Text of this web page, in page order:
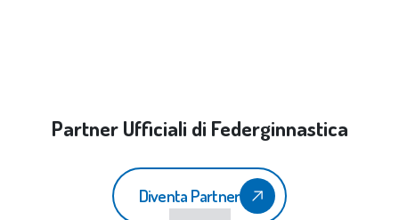
Partner Ufficiali di Federginnastica
Diventa Partner